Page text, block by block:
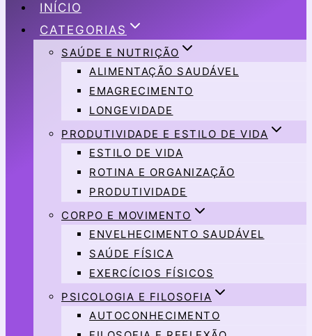
INÍCIO
CATEGORIAS
SAÚDE E NUTRIÇÃO
ALIMENTAÇÃO SAUDÁVEL
EMAGRECIMENTO
LONGEVIDADE
PRODUTIVIDADE E ESTILO DE VIDA
ESTILO DE VIDA
ROTINA E ORGANIZAÇÃO
PRODUTIVIDADE
CORPO E MOVIMENTO
ENVELHECIMENTO SAUDÁVEL
SAÚDE FÍSICA
EXERCÍCIOS FÍSICOS
PSICOLOGIA E FILOSOFIA
AUTOCONHECIMENTO